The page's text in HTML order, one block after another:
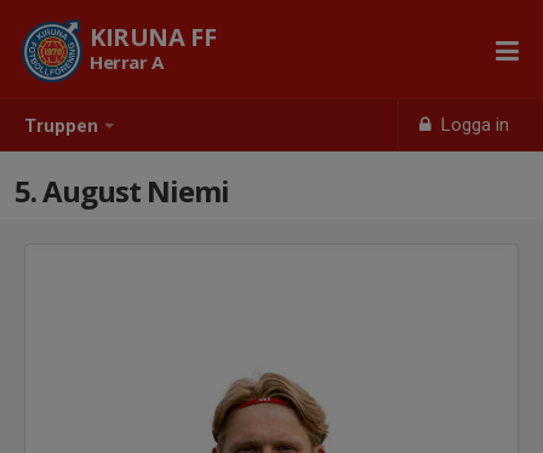
Truppen Logga in
KIRUNA FF
Herrar A
5. August Niemi